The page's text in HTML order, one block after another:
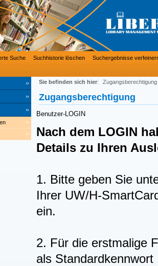
Suche Suchhistorie löschen Suchergebnisse
Sie befinden sich hier: Zugangsberechtigung
Zugangsberechtigung
Benutzer-LOGIN
Nach dem LOGIN
Details zu Ihren
1. Bitte geben Sie
Ihrer UW/H-
ein.
2. Für die erstmalige
als